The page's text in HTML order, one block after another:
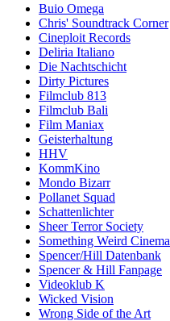
Buio Omega
Chris' Soundtrack Corner
Cineploit Records
Deliria Italiano
Die Nachtschicht
Dirty Pictures
Filmclub 813
Filmclub Bali
Film Maniax
Geisterhaltung
HHV
KommKino
Mondo Bizarr
Pollanet Squad
Schattenlichter
Sheer Terror Society
Something Weird Cinema
Spencer/Hill Datenbank
Spencer & Hill Fanpage
Videoklub K
Wicked Vision
Wrong Side of the Art